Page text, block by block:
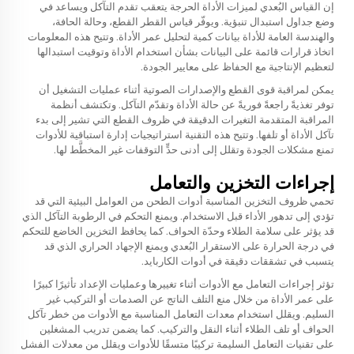
إن القياس البُعدي لميزات الأداة الحرجة يتعقب تقدم التآكل ويساعد في
وضع جداول استبدال تنبؤية. ويوفّر قياس القطر القطع، وحالة الحافة،
والهندسة العامة للأداة بيانات كمية لتحليل عمر الأداة. وتتيح هذه المعلومات
اتخاذ قرارات قائمة على البيانات بشأن استخدام الأداة وتوقيت استبدالها
لتعظيم الإنتاجية مع الحفاظ على معايير الجودة.
يمكن لمراقبة قوى القطع والإصدارات الصوتية أثناء عمليات التشغيل أن
توفر تغذيةً راجعةً فوريةً عن حالة الأداة وتقدّم التآكل. وتكتشف أنظمة
المراقبة المتقدمة التغيرات الدقيقة في ظروف القطع التي تشير إلى بدء
تآكل الأداة أو تلفها. وتتيح هذه التقنية استراتيجيات إدارة استباقية للأدوات
تمنع مشكلات الجودة وتقلل إلى أدنى حدٍّ التوقفات غير المخطَّط لها.
إجراءات التخزين والتعامل
تحمي ظروف التخزين المناسبة أدوات الطحن من العوامل البيئية التي قد
تؤدي إلى تدهور الأداء قبل الاستخدام. ويمنع التحكم في الرطوبة التآكل الذي
قد يؤثر على سلامة الطلاء وحدّة الحواف. كما يحافظ التخزين الخاضع للتحكم
في درجة الحرارة على الاستقرار البُعدي ويمنع الإجهاد الحراري الذي قد
يتسبب في تشققات دقيقة في أدوات الكاربايد.
تؤثر إجراءات التعامل مع الأدوات أثناء تغييرها وعمليات الإعداد تأثيرًا كبيرًا
على عمر الأداة من خلال منع التلف الناتج عن الصدمات أو التركيب غير
السليم. ويقلل استخدام معدات التعامل المناسبة مع الأدوات من خطر تآكل
الحواف أو تلف الطلاء أثناء النقل والتركيب. كما يضمن تدريب المشغلين
على تقنيات التعامل السليمة تركيبًا متسقًا للأدوات ويقلل من معدلات الفشل